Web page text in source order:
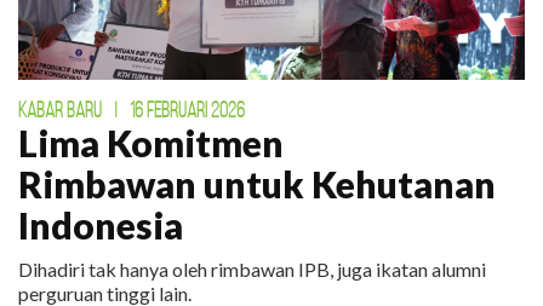
KABAR BARU | 16 FEBRUARI 2026
Lima Komitmen
Rimbawan untuk Kehutanan
Indonesia
Dihadiri tak hanya oleh rimbawan IPB, juga ikatan alumni
perguruan tinggi lain.